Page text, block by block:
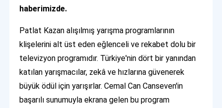
haberimizde.
Patlat Kazan alışılmış yarışma programlarının
klişelerini alt üst eden eğlenceli ve rekabet dolu bir
televizyon programıdır. Türkiye'nin dört bir yanından
katılan yarışmacılar, zekâ ve hızlarına güvenerek
büyük ödül için yarışırlar. Cemal Can Canseven'in
başarılı sunumuyla ekrana gelen bu program